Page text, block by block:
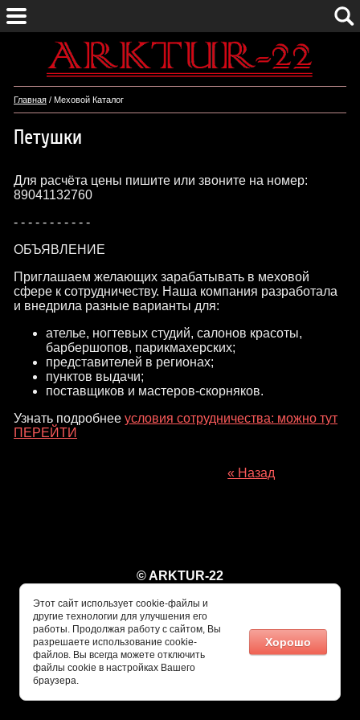
Главная / Меховой Каталог
Петушки
Для расчёта цены пишите или звоните на номер:
89041132760
- - - - - - - - - - -
ОБЪЯВЛЕНИЕ
Приглашаем желающих зарабатывать в меховой
сфере к сотрудничеству. Наша компания разработала
и внедрила разные варианты для:
ателье, ногтевых студий, салонов красоты,
барбершопов, парикмахерских;
представителей в регионах;
пунктов выдачи;
поставщиков и мастеров-скорняков.
Узнать подробнее условия сотрудничества: можно тут
ПЕРЕЙТИ
« Назад
© ARKTUR-22
Этот сайт использует cookie-файлы и
другие технологии для улучшения его
работы. Продолжая работу с сайтом, Вы
разрешаете использование cookie-
файлов. Вы всегда можете отключить
файлы cookie в настройках Вашего
браузера.
Хорошо